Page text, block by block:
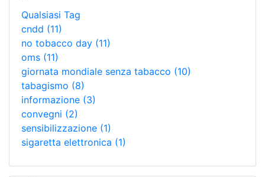
Qualsiasi Tag
cndd (11)
no tobacco day (11)
oms (11)
giornata mondiale senza tabacco (10)
tabagismo (8)
informazione (3)
convegni (2)
sensibilizzazione (1)
sigaretta elettronica (1)